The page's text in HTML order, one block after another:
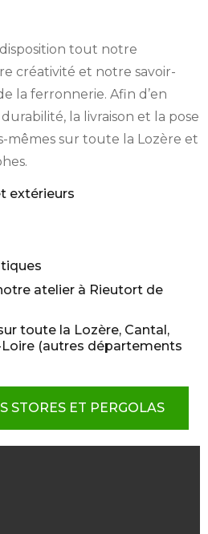
tout notre
créativité et notre savoir-
la ferronnerie. Afin d’en
la livraison et la pose
mêmes sur toute la Lozère et
extérieurs
atelier à Rieutort de
toute la Lozère, Cantal,
(autres départements
STORES ET PERGOLAS